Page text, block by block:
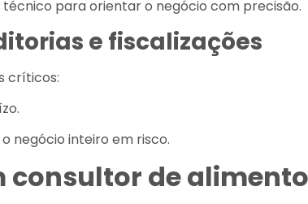
para orientar o negócio com precisão.
e fiscalizações
críticos:
negócio inteiro em risco.
consultor de